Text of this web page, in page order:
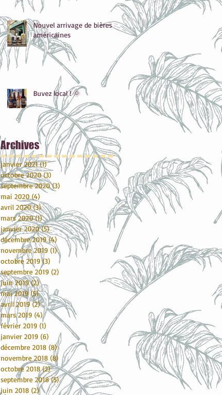
Nouvel arrivage de bières
américaines
Buvez local ! 🌞
Archives
janvier 2021 (1)1 post
octobre 2020 (3) 3 posts
septembre 2020 (3) 3 posts
mai 2020 (4)
avril 2020 (3)3 posts
mars 2020 (1)1 post
janvier 2020 (5)5 posts
décembre 2019 (4) 4 posts
novembre 2019 (1)1 post
octobre 2019 (3) 3 posts
septembre 2019 (2)
juin 2019 (2)2 posts
mai 2019 (5)5 posts
avril 2019 (2)2 posts
mars 2019 (4)4 posts
février 2019 (1) 1 post
janvier 2019 (6) 6 posts
décembre 2018 (8)8 posts
novembre 2018 (8) 8 posts
octobre 2018 (2)2 posts
septembre 2018 (5)5 posts
juin 2018 (2)2 posts